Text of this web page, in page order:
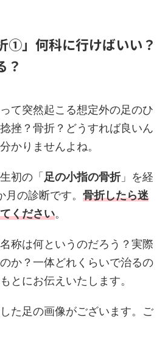
①」何科に行けばいい？
？
て突然起こる想定外の足のひ
挫？骨折？どうすれば良いん
かりませんよね。
初の「 足の小指の骨折」を経
の診断です。 骨折したら迷
ください。
称は何というのだろう？実際
か？一体どれくらいで治るの
とにお伝えいたします。
た足の画像がございます。ご